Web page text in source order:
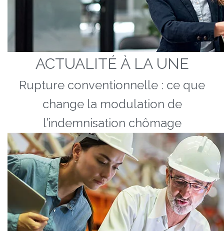
ACTUALITÉ À LA UNE
Rupture conventionnelle : ce que
change la modulation de
l’indemnisation chômage